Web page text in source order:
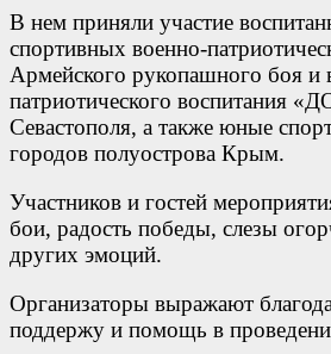
В нем приняли участие
спортивных военно-
Армейского рукопашного боя и
патриотического воспитания
Севастополя, а также юные
городов полуострова Крым.
Участников и гостей
бои, радость победы, слезы
других эмоций.
Организаторы выражают
поддержу и помощь в